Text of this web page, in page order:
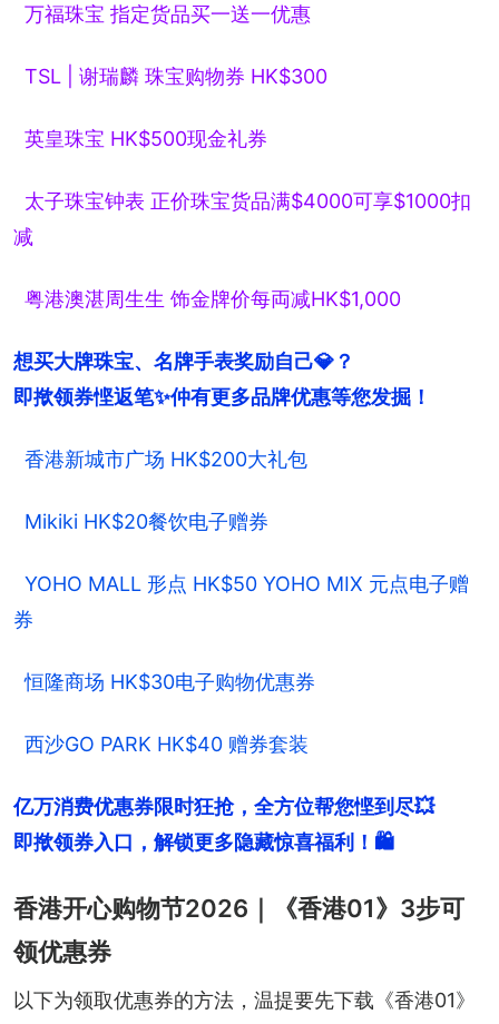
万福珠宝 指定货品买一送一优惠
TSL | 谢瑞麟 珠宝购物券 HK$300
英皇珠宝 HK$500现金礼券
太子珠宝钟表 正价珠宝货品满$4000可享$1000扣
减
粤港澳湛周生生 饰金牌价每両减HK$1,000
想买大牌珠宝、名牌手表奖励自己💎？
即揿领券悭返笔✨仲有更多品牌优惠等您发掘！
香港新城市广场 HK$200大礼包
Mikiki HK$20餐饮电子赠券
YOHO MALL 形点 HK$50 YOHO MIX 元点电子赠
券
恒隆商场 HK$30电子购物优惠券
西沙GO PARK HK$40 赠券套装
亿万消费优惠券限时狂抢，全方位帮您悭到尽💥
即揿领券入口，解锁更多隐藏惊喜福利！🛍️
香港开心购物节2026｜《香港01》3步可
领优惠券
以下为领取优惠券的方法，温提要先下载《香港01》